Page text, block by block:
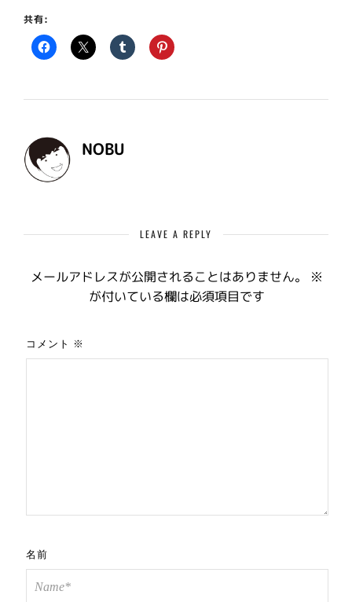
共有:
NOBU
LEAVE A REPLY
メールアドレスが公開されることはありません。
※
が付いている欄は必須項目です
コメント ※
名前